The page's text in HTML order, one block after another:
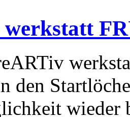
den
wieder